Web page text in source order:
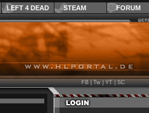
LEFT 4 DEAD STEAM FORUM
FB|Tw|YT|SC